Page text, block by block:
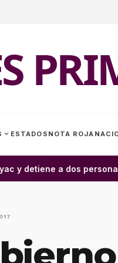
expand_more ESTADOS NOTA ROJA
y detiene a dos personas •